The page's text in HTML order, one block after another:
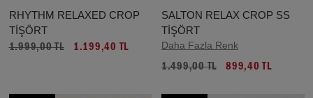
RHYTHM RELAXED CROP
TİŞÖRT
1.999,00 TL 1.199,40 TL
SALTON RELAX CROP SS
TİŞÖRT
Daha Fazla Renk
1.499,00 TL 899,40 TL